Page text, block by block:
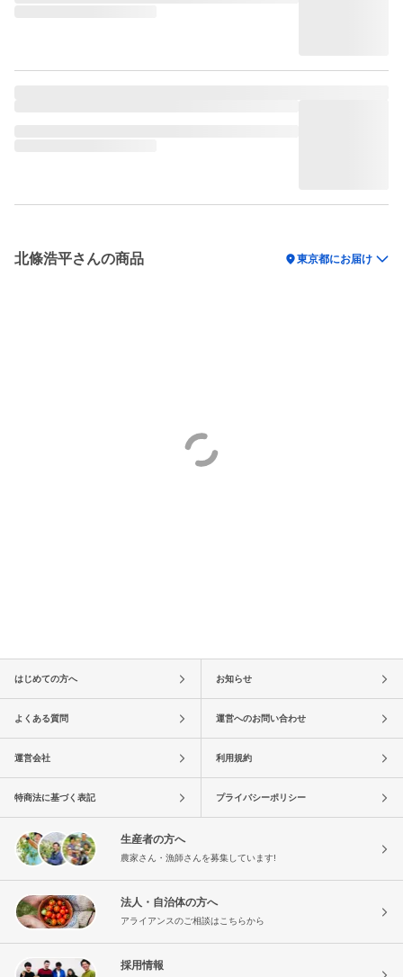
北條浩平さんの商品 location_on東京都にお届け
はじめての方へ お知らせ
よくある質問 運営へのお問い合わせ
運営会社 利用規約
特商法に基づく表記 プライバシーポリシー
生産者の方へ
農家さん・漁師さんを募集しています!
法人・自治体の方へ
アライアンスのご相談はこちらから
採用情報